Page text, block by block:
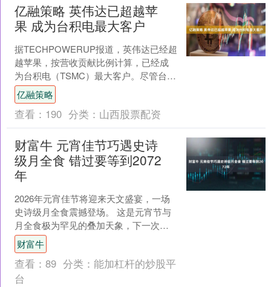
亿融策略 英伟达已超越苹
果 成为台积电最大客户
据TECHPOWERUP报道，英伟达已经超
越苹果，按营收贡献比例计算，已经成
为台积电（TSMC）最大客户。尽管台积
电在财报中不会提及具体客户情况，而
是使用“客户....
亿融策略
查看： 190 分类： 山西股票配资
财富牛 元宵佳节巧遇史诗
级月全食 错过要等到2072
年
2026年元宵佳节将迎来天文盛宴，一场
史诗级月全食震撼登场。 这是元宵节与
月全食极为罕见的叠加天象，下一次相
遇要等到2072年3月4日了，错过便是半
个世纪的等待....
财富牛
查看： 89 分类： 能加杠杆的炒股平
台